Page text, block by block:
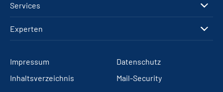
Services
Experten
Impressum
Datenschutz
Inhaltsverzeichnis
Mail-Security